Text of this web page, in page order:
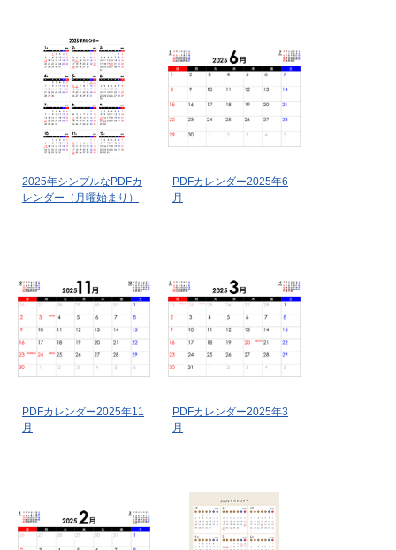
2025年シンプルなPDFカ
レンダー（月曜始まり）
PDFカレンダー2025年6
月
PDFカレンダー2025年11
月
PDFカレンダー2025年3
月